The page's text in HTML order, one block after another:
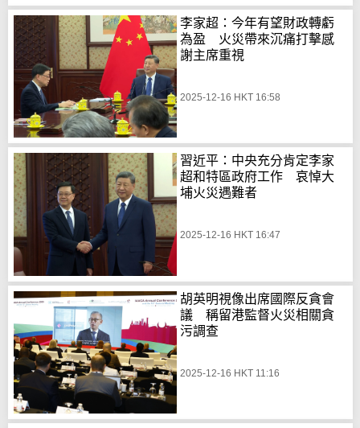
李家超：今年有望財政轉虧
為盈 火災帶來沉痛打擊感
謝主席重視
2025-12-16 HKT 16:58
習近平：中央充分肯定李家
超和特區政府工作 哀悼大
埔火災遇難者
2025-12-16 HKT 16:47
胡英明視像出席國際反貪會
議 稱留港監督火災相關貪
污調查
2025-12-16 HKT 11:16